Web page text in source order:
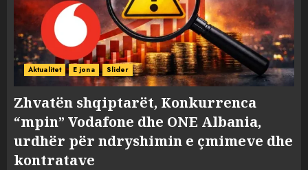
Aktualitet E jona Slider
Zhvatën shqiptarët, Konkurrenca
“mpin” Vodafone dhe ONE Albania,
urdhër për ndryshimin e çmimeve dhe
kontratave